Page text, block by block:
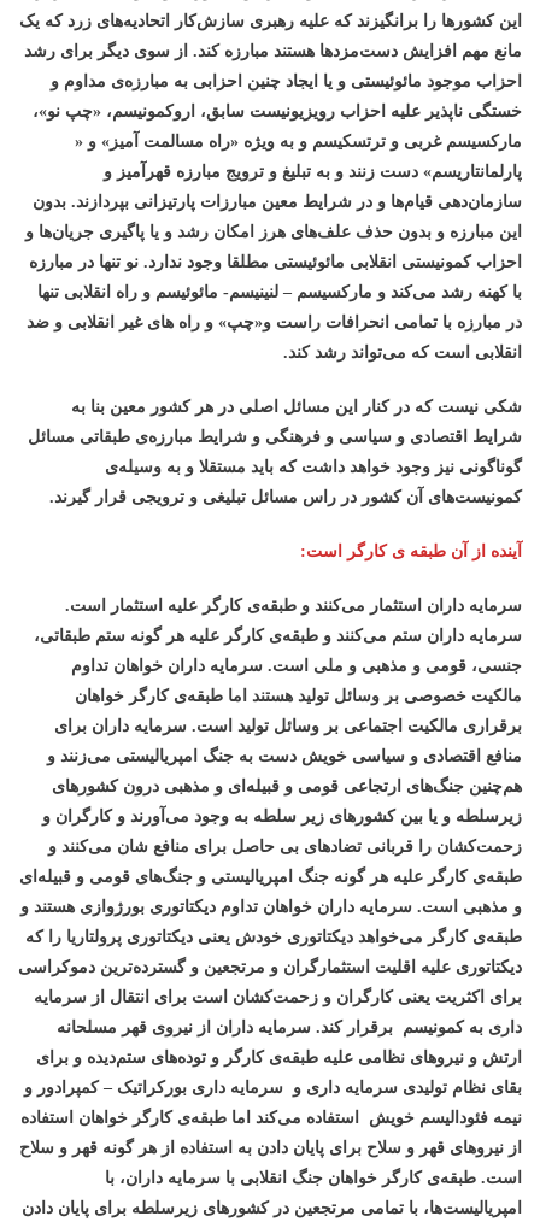
این کشورها را برانگیزند که علیه رهبری سازش‌کار اتحادیه‌های زرد که یک
مانع مهم افزایش دست‌مزدها هستند مبارزه کند. از سوی دیگر برای رشد
احزاب موجود مائوئیستی و یا ایجاد چنین احزابی به مبارزه‌ی مداوم و
خستگی ناپذیر علیه احزاب رویزیونیست سابق، اروکمونیسم، «چپ نو»،
مارکسیسم غربی و ترتسکیسم و به ویژه «راه مسالمت آمیز» و «
پارلمانتاریسم» دست زنند و به تبلیغ و ترویج مبارزه قهرآمیز و
سازمان‌دهی قیام‌ها و در شرایط معین مبارزات پارتیزانی بپردازند. بدون
این مبارزه و بدون حذف علف‌های هرز امکان رشد و یا پاگیری جریان‌ها و
احزاب کمونیستی انقلابی مائوئیستی مطلقا وجود ندارد. نو تنها در مبارزه
با کهنه رشد می‌کند و مارکسیسم – لنینیسم- مائوئیسم و راه انقلابی تنها
در مبارزه با تمامی انحرافات راست و«چپ» و راه های غیر انقلابی و ضد
انقلابی است که می‌تواند رشد کند.
شکی نیست که در کنار این مسائل اصلی در هر کشور معین بنا به
شرایط اقتصادی و سیاسی و فرهنگی و شرایط مبارزه‌ی طبقاتی مسائل
گوناگونی نیز وجود خواهد داشت که باید مستقلا و به وسیله‌ی
کمونیست‌های آن کشور در راس مسائل تبلیغی و ترویجی قرار گیرند.
آینده از آن طبقه ی کارگر است:
سرمایه داران استثمار می‌کنند و طبقه‌ی کارگر علیه استثمار است.
سرمایه داران ستم می‌کنند و طبقه‌ی کارگر علیه هر گونه ستم طبقاتی،
جنسی، قومی و مذهبی و ملی است. سرمایه داران خواهان تداوم
مالکیت خصوصی بر وسائل تولید هستند اما طبقه‌ی کارگر خواهان
برقراری مالکیت اجتماعی بر وسائل تولید است. سرمایه داران برای
منافع اقتصادی و سیاسی خویش دست به جنگ امپریالیستی می‌زنند و
هم‌چنین جنگ‌های ارتجاعی قومی و قبیله‌ای و مذهبی درون کشورهای
زیرسلطه و یا بین کشورهای زیر سلطه به وجود می‌آورند و کارگران و
زحمت‌کشان را قربانی تضادهای بی حاصل برای منافع شان می‌کنند و
طبقه‌ی کارگر علیه هر گونه جنگ امپریالیستی و جنگ‌های قومی و قبیله‌ای
و مذهبی است. سرمایه داران خواهان تداوم دیکتاتوری بورژوازی هستند و
طبقه‌ی کارگر می‌خواهد دیکتاتوری خودش یعنی دیکتاتوری پرولتاریا را که
دیکتاتوری علیه اقلیت استثمارگران و مرتجعین و گسترده‌ترین دموکراسی
برای اکثریت یعنی کارگران و زحمت‌کشان است برای انتقال از سرمایه
داری به کمونیسم برقرار کند. سرمایه داران از نیروی قهر مسلحانه
ارتش و نیروهای نظامی علیه طبقه‌ی کارگر و توده‌های ستم‌دیده و برای
بقای نظام تولیدی سرمایه داری و سرمایه داری بورکراتیک – کمپرادور و
نیمه فئودالیسم خویش استفاده می‌کند اما طبقه‌ی کارگر خواهان استفاده
از نیروهای قهر و سلاح برای پایان دادن به استفاده از هر گونه قهر و سلاح
است. طبقه‌ی کارگر خواهان جنگ انقلابی با سرمایه داران، با
امپریالیست‌ها، با تمامی مرتجعین در کشورهای زیرسلطه برای پایان دادن